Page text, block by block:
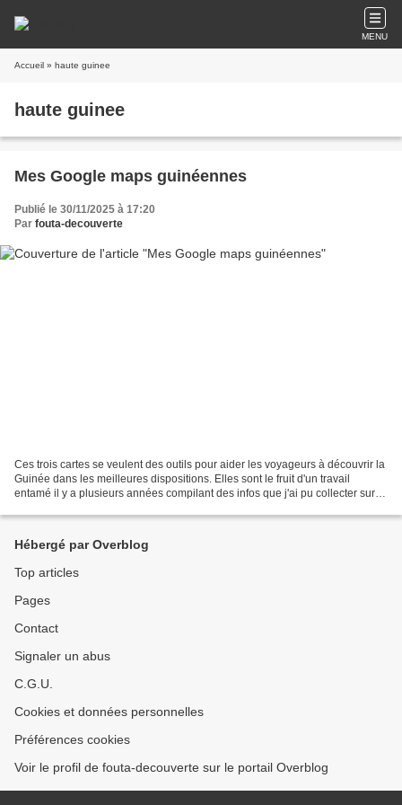
MENU
Accueil » haute guinee
haute guinee
Mes Google maps guinéennes
Publié le 30/11/2025 à 17:20
Par fouta-decouverte
Ces trois cartes se veulent des outils pour aider les voyageurs à découvrir la
Guinée dans les meilleures dispositions. Elles sont le fruit d'un travail
entamé il y a plusieurs années compilant des infos que j'ai pu collecter sur
Hébergé par Overblog
Top articles
Pages
Contact
Signaler un abus
C.G.U.
Cookies et données personnelles
Préférences cookies
Voir le profil de fouta-decouverte sur le portail Overblog